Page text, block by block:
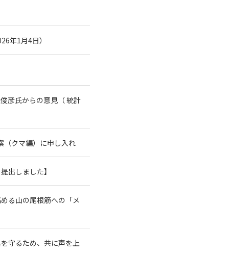
年1月4日）
彦氏からの意見（ 統計
クマ編）に申し入れ
出しました】
る山の尾根筋への「メ
守るため、共に声を上